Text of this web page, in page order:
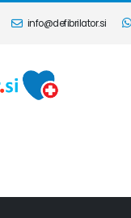
info@defibrilator.si